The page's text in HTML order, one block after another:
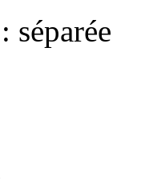
séparée